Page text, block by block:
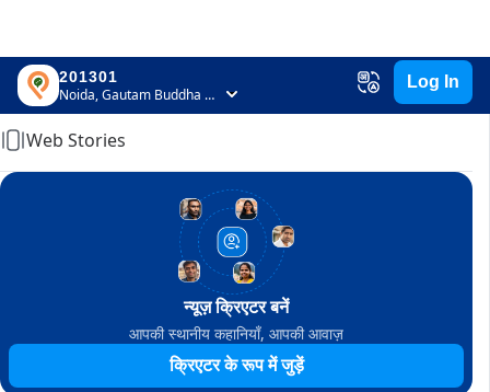
201301
Noida, Gautam Buddha Nagar, Uttar Pradesh
Log In
Home
Web Stories
न्यूज़ क्रिएटर बनें
आपकी स्थानीय कहानियाँ, आपकी आवाज़
क्रिएटर के रूप में जुड़ें